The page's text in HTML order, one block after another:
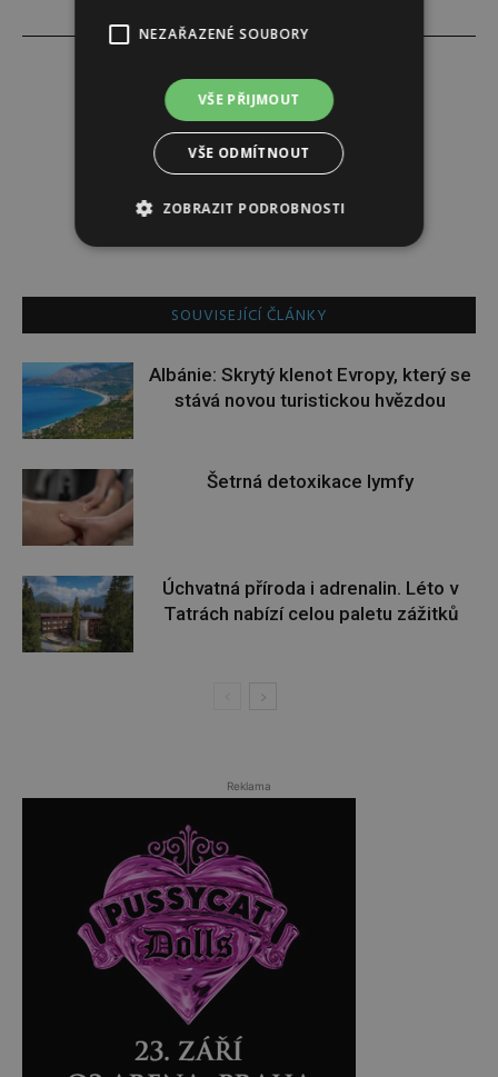
Redakce
SOUVISEJÍCÍ ČLÁNKY
Albánie: Skrytý klenot Evropy, který se
stává novou turistickou hvězdou
Šetrná detoxikace lymfy
Úchvatná příroda i adrenalin. Léto v
Tatrách nabízí celou paletu zážitků
Reklama
NEZAŘAZENÉ SOUBORY
VŠE PŘIJMOUT
VŠE ODMÍTNOUT
ZOBRAZIT PODROBNOSTI